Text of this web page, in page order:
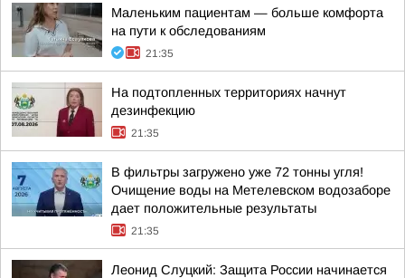
Маленьким пациентам — больше комфорта
на пути к обследованиям
21:35
На подтопленных территориях начнут
дезинфекцию
21:35
В фильтры загружено уже 72 тонны угля!
Очищение воды на Метелевском водозаборе
дает положительные результаты
21:35
Леонид Слуцкий: Защита России начинается